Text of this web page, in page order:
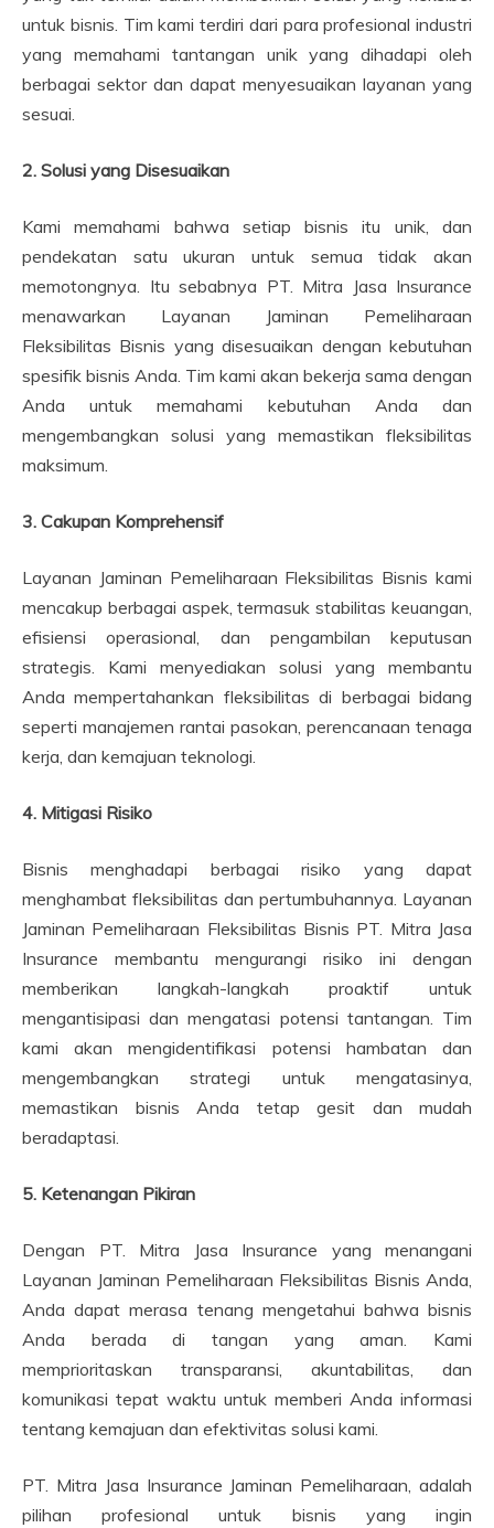
untuk bisnis. Tim kami terdiri dari para profesional industri
yang memahami tantangan unik yang dihadapi oleh
berbagai sektor dan dapat menyesuaikan layanan yang
sesuai.
2. Solusi yang Disesuaikan
Kami memahami bahwa setiap bisnis itu unik, dan
pendekatan satu ukuran untuk semua tidak akan
memotongnya. Itu sebabnya PT. Mitra Jasa Insurance
menawarkan Layanan Jaminan Pemeliharaan
Fleksibilitas Bisnis yang disesuaikan dengan kebutuhan
spesifik bisnis Anda. Tim kami akan bekerja sama dengan
Anda untuk memahami kebutuhan Anda dan
mengembangkan solusi yang memastikan fleksibilitas
maksimum.
3. Cakupan Komprehensif
Layanan Jaminan Pemeliharaan Fleksibilitas Bisnis kami
mencakup berbagai aspek, termasuk stabilitas keuangan,
efisiensi operasional, dan pengambilan keputusan
strategis. Kami menyediakan solusi yang membantu
Anda mempertahankan fleksibilitas di berbagai bidang
seperti manajemen rantai pasokan, perencanaan tenaga
kerja, dan kemajuan teknologi.
4. Mitigasi Risiko
Bisnis menghadapi berbagai risiko yang dapat
menghambat fleksibilitas dan pertumbuhannya. Layanan
Jaminan Pemeliharaan Fleksibilitas Bisnis PT. Mitra Jasa
Insurance membantu mengurangi risiko ini dengan
memberikan langkah-langkah proaktif untuk
mengantisipasi dan mengatasi potensi tantangan. Tim
kami akan mengidentifikasi potensi hambatan dan
mengembangkan strategi untuk mengatasinya,
memastikan bisnis Anda tetap gesit dan mudah
beradaptasi.
5. Ketenangan Pikiran
Dengan PT. Mitra Jasa Insurance yang menangani
Layanan Jaminan Pemeliharaan Fleksibilitas Bisnis Anda,
Anda dapat merasa tenang mengetahui bahwa bisnis
Anda berada di tangan yang aman. Kami
memprioritaskan transparansi, akuntabilitas, dan
komunikasi tepat waktu untuk memberi Anda informasi
tentang kemajuan dan efektivitas solusi kami.
PT. Mitra Jasa Insurance Jaminan Pemeliharaan, adalah
pilihan profesional untuk bisnis yang ingin